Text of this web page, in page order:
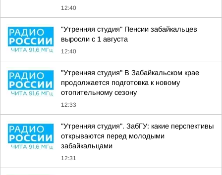
12:40
"Утренняя студия" Пенсии забайкальцев
выросли с 1 августа
12:40
"Утренняя студия" В Забайкальском крае
продолжается подготовка к новому
отопительному сезону
12:33
"Утренняя студия". ЗабГУ: какие перспективы
открываются перед молодыми
забайкальцами
12:31